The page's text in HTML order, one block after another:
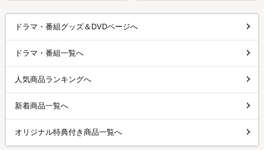
ドラマ・番組グッズ＆DVDページへ
ドラマ・番組一覧へ
人気商品ランキングへ
新着商品一覧へ
オリジナル特典付き商品一覧へ